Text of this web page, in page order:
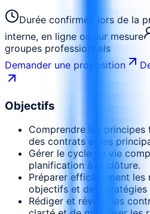
Durée confirmée lors de la
interne, en ligne ou sur mesure
groupes professionnels
Demander une proposition
Objectifs
Comprendre les
des contrats et les
Gérer le cycle de vie
planification à la clôture.
Préparer efficacement
objectifs et des stratégies
Rédiger et réviser les